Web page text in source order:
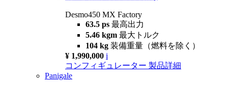
Desmo450 MX Factory
63.5 ps 最高出力
5.46 kgm 最大トルク
104 kg 装備重量（燃料を除く）
¥ 1,990,000 i
コンフィギュレーター 製品詳細
Panigale